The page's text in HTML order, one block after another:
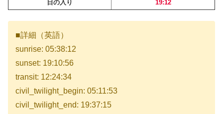
日の入り
19:12
■詳細（英語）
sunrise: 05:38:12
sunset: 19:10:56
transit: 12:24:34
civil_twilight_begin: 05:11:53
civil_twilight_end: 19:37:15